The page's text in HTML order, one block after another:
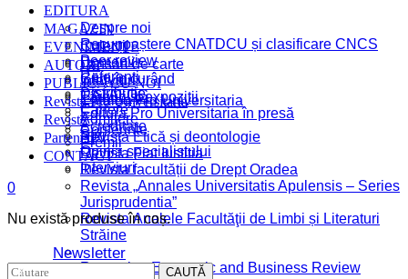
EDITURA
Despre noi
Recunoaștere CNATDCU și clasificare CNCS
Peer review
Referenți
Distribuție
Cariere
Acreditare
Premii
MAGAZIN
Colecții
Domenii
Cărţi în curând
CATALOG
EVENIMENTE
Lansări de carte
Interviuri
Târguri și expoziții
Editura Pro Universitaria în presă
Conferințe
AUTORI
PUBLICĂ CU NOI
Catalog Pro Universitaria
Revista Pro Universitaria
Admitere
Știri
Opinia specialistului
Interviuri
Reviste
Revista Etică și deontologie
Revista Fiat Iustitia
Revista facultății de Drept Oradea
Revista „Annales Universitatis Apulensis – Series
Jurisprudentia”
Revista Analele Facultăţii de Limbi și Literaturi
Străine
Romanian Economic and Business Review
Parteneri
CONTACT
0
Nu există produse în coș.
Newsletter
CAUTĂ